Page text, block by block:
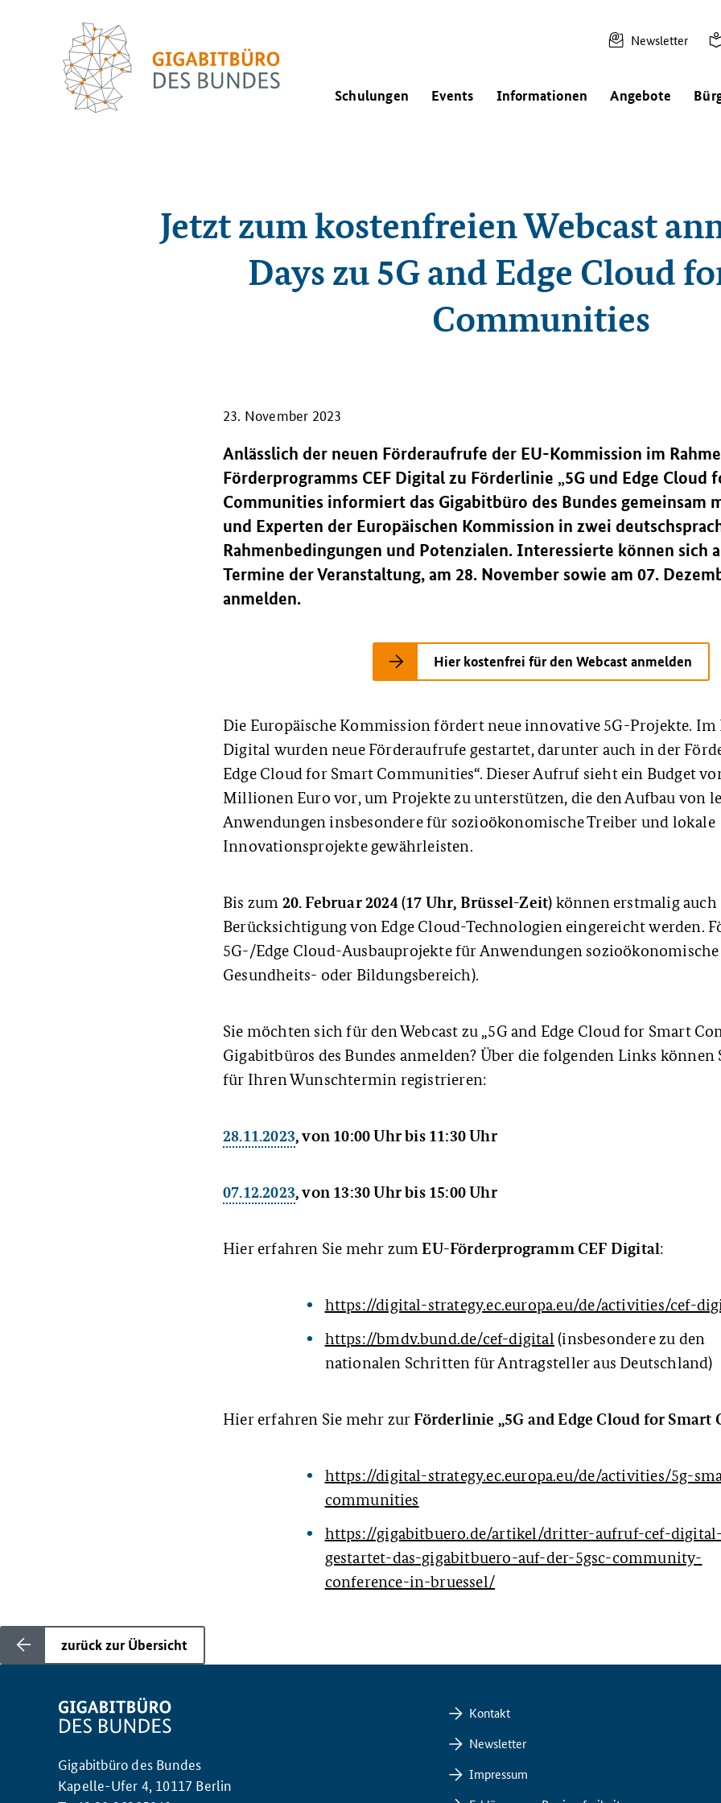
Newsletter
Schulungen Events Informationen Angebote
Jetzt zum kostenfreien Webcast
Days zu 5G and Edge Cloud
Communities
23. November 2023
Anlässlich der neuen Förderaufrufe der EU-Kommission im
Förderprogramms CEF Digital zu Förderlinie „5G und Edge Cloud
Communities informiert das Gigabitbüro des Bundes gemeinsam
und Experten der Europäischen Kommission in zwei
Rahmenbedingungen und Potenzialen. Interessierte können sich
Termine der Veranstaltung, am 28. November sowie am 07.
anmelden.
Hier kostenfrei für den Webcast anmelden
Die Europäische Kommission fördert neue innovative 5G-Projekte. Im
Digital wurden neue Förderaufrufe gestartet, darunter auch in der
Edge Cloud for Smart Communities“. Dieser Aufruf sieht ein Budget
Millionen Euro vor, um Projekte zu unterstützen, die den Aufbau von
Anwendungen insbesondere für sozioökonomische Treiber und lokale
Innovationsprojekte gewährleisten.
Bis zum 20. Februar 2024 (17 Uhr, Brüssel-Zeit) können erstmalig
Berücksichtigung von Edge Cloud-Technologien eingereicht werden.
5G-/Edge Cloud-Ausbauprojekte für Anwendungen sozioökonomische
Gesundheits- oder Bildungsbereich).
Sie möchten sich für den Webcast zu „5G and Edge Cloud for Smart
Gigabitbüros des Bundes anmelden? Über die folgenden Links können
für Ihren Wunschtermin registrieren:
28.11.2023, von 10:00 Uhr bis 11:30 Uhr
07.12.2023, von 13:30 Uhr bis 15:00 Uhr
Hier erfahren Sie mehr zumEU-Förderprogramm CEF Digital:
https://digital-strategy.ec.europa.eu/de/activities/cef-
https://bmdv.bund.de/cef-digital (insbesondere zu den
nationalen Schritten für Antragsteller aus Deutschland)
Hier erfahren Sie mehr zurFörderlinie „5G and Edge Cloud for Smart
https://digital-strategy.ec.europa.eu/de/activities/5g-
communities
https://gigabitbuero.de/artikel/dritter-aufruf-cef-digital-
gestartet-das-gigabitbuero-auf-der-5gsc-community-
conference-in-bruessel/
zurück zur Übersicht
Gigabitbüro des Bundes
Kapelle-Ufer 4, 10117 Berlin
Kontakt
Newsletter
Impressum